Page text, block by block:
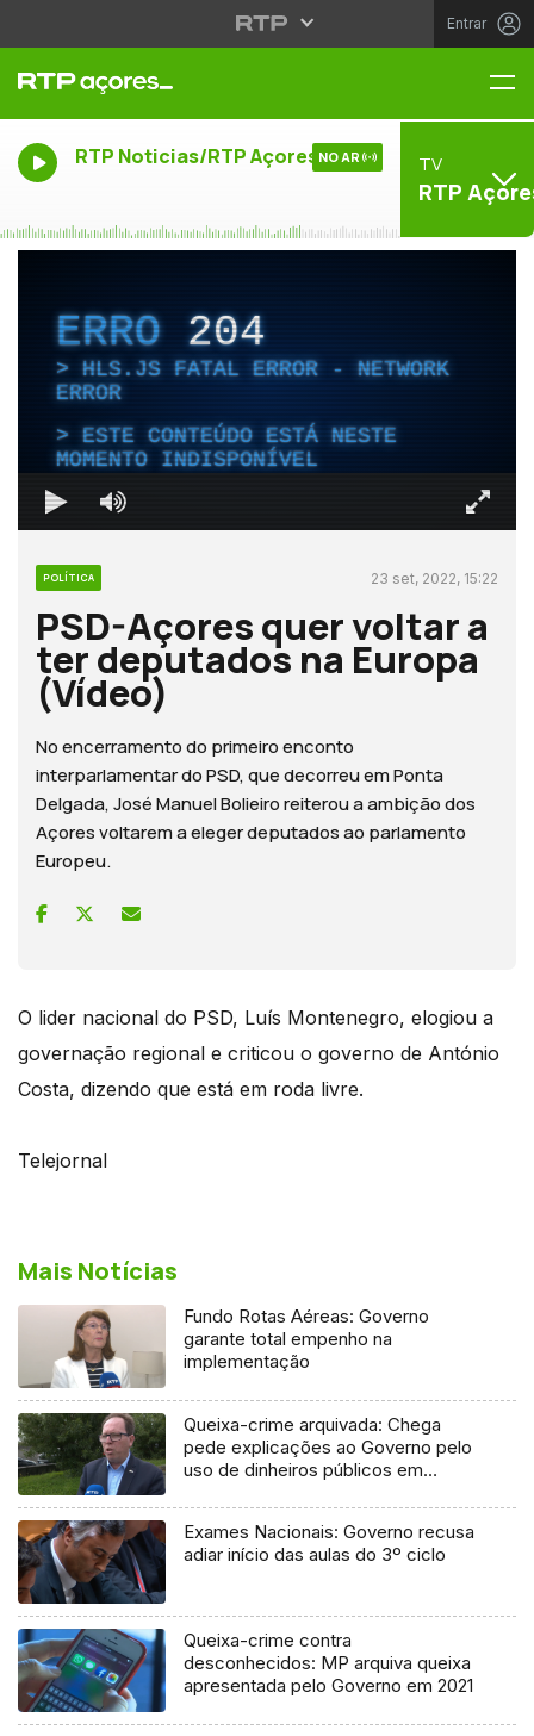
Entrar
RTP Noticias/RTP Açores NO AR TV
RTP
ERRO204
HLS.JS FATAL ERROR - NETWORK
ERROR
ESTE CONTEÚDO ESTÁ NESTE
MOMENTO INDISPONÍVEL
POLÍTICA 23 set, 2022, 15:22
PSD-Açores quer voltar a
ter deputados na Europa
(Vídeo)
No encerramento do primeiro enconto
interparlamentar do PSD, que decorreu em Ponta
Delgada, José Manuel Bolieiro reiterou a ambição dos
Açores voltarem a eleger deputados ao parlamento
Europeu.
O lider nacional do PSD, Luís Montenegro, elogiou a
governação regional e criticou o governo de António
Costa, dizendo que está em roda livre.
Telejornal
Mais Notícias
Fundo Rotas Aéreas: Governo
garante total empenho na
implementação
Queixa-crime arquivada: Chega
pede explicações ao Governo pelo
uso de dinheiros públicos em
Exames Nacionais: Governo recusa
adiar início das aulas do 3º ciclo
Queixa-crime contra
desconhecidos: MP arquiva queixa
apresentada pelo Governo em 2021